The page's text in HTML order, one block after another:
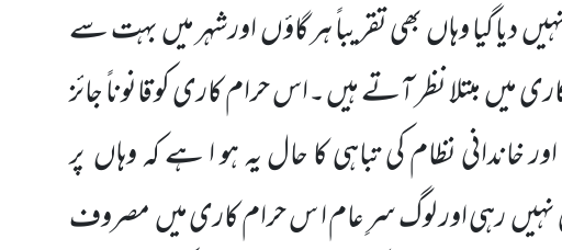
دیا گیا وہاں بھی تقریباً ہر گاؤں اورشہر میں بہت سے
مبتلا نظر آتے ہیں ۔اس حرام کاری کو قانوناً جائز
خاندانی نظام کی تباہی کا حال یہ ہو ا ہے کہ وہاں پر
نہیں رہی اور لوگ سرِ عام ا س حرام کاری میں مصروف